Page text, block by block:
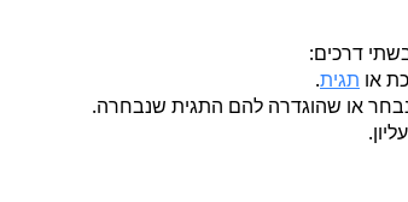
דרכים:
או תגית.
או שהוגדרה להם התגית שנבחרה.